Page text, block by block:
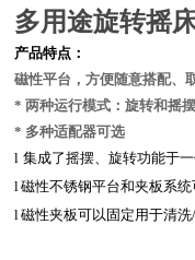
多用途旋转摇
产品特点 ：
磁性平台，方便随意搭配、
* 两种运行模式：旋转和摇摆
* 多种适配器可选
l 集成了摇摆、旋转功能于
l磁性不锈钢平台和夹板系
l磁性夹板可以固定用于清